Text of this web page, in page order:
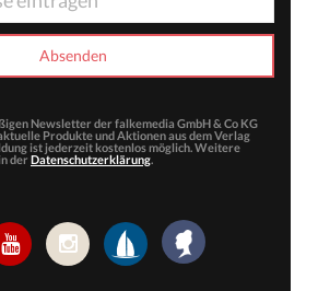
Newsletter der falkemedia GmbH & Co KG
Produkte und Aktionen aus dem Verlag
ist jederzeit kostenlos möglich. Weitere
der Datenschutzerklärung.